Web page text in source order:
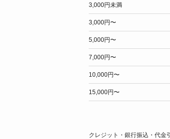
3,000円未満
3,000円〜
5,000円〜
7,000円〜
10,000円〜
15,000円〜
クレジット・銀行振込・代金引